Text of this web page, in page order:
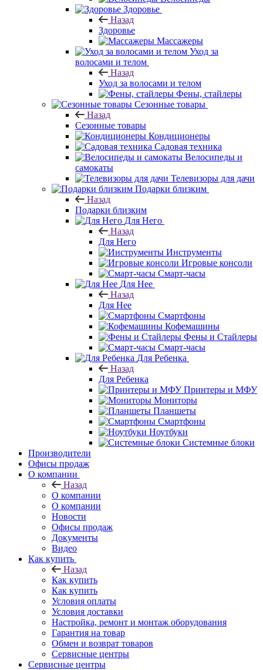
Здоровье
Назад
Здоровье
Массажеры
Уход за
волосами и телом
Назад
Уход за волосами и телом
Фены, стайлеры
Сезонные товары
Назад
Сезонные товары
Кондиционеры
Садовая техника
Велосипеды и
самокаты
Телевизоры для дачи
Подарки близким
Назад
Подарки близким
Для Него
Назад
Для Него
Инструменты
Игровые консоли
Смарт-часы
Для Нее
Назад
Для Нее
Смартфоны
Кофемашины
Фены и Стайлеры
Смарт-часы
Для Ребенка
Назад
Для Ребенка
Принтеры и МФУ
Мониторы
Планшеты
Смартфоны
Ноутбуки
Системные блоки
Производители
Офисы продаж
О компании
Назад
О компании
О компании
Новости
Офисы продаж
Документы
Видео
Как купить
Назад
Как купить
Как купить
Условия оплаты
Условия доставки
Настройка, ремонт и монтаж оборудования
Гарантия на товар
Обмен и возврат товаров
Сервисные центры
Сервисные центры